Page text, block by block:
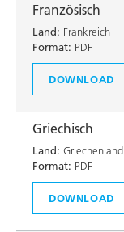
Französisch
Land: Frankreich
Format: PDF
DOWNLOAD
Griechisch
Land: Griechenland
Format: PDF
DOWNLOAD